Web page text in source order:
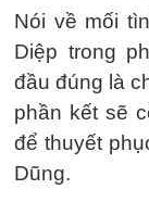
Nói về mối
Diệp trong
đầu đúng là
phần kết sẽ
để thuyết
Dũng.